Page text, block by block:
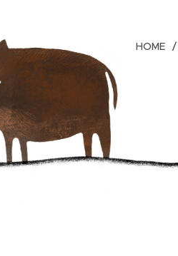
HOME